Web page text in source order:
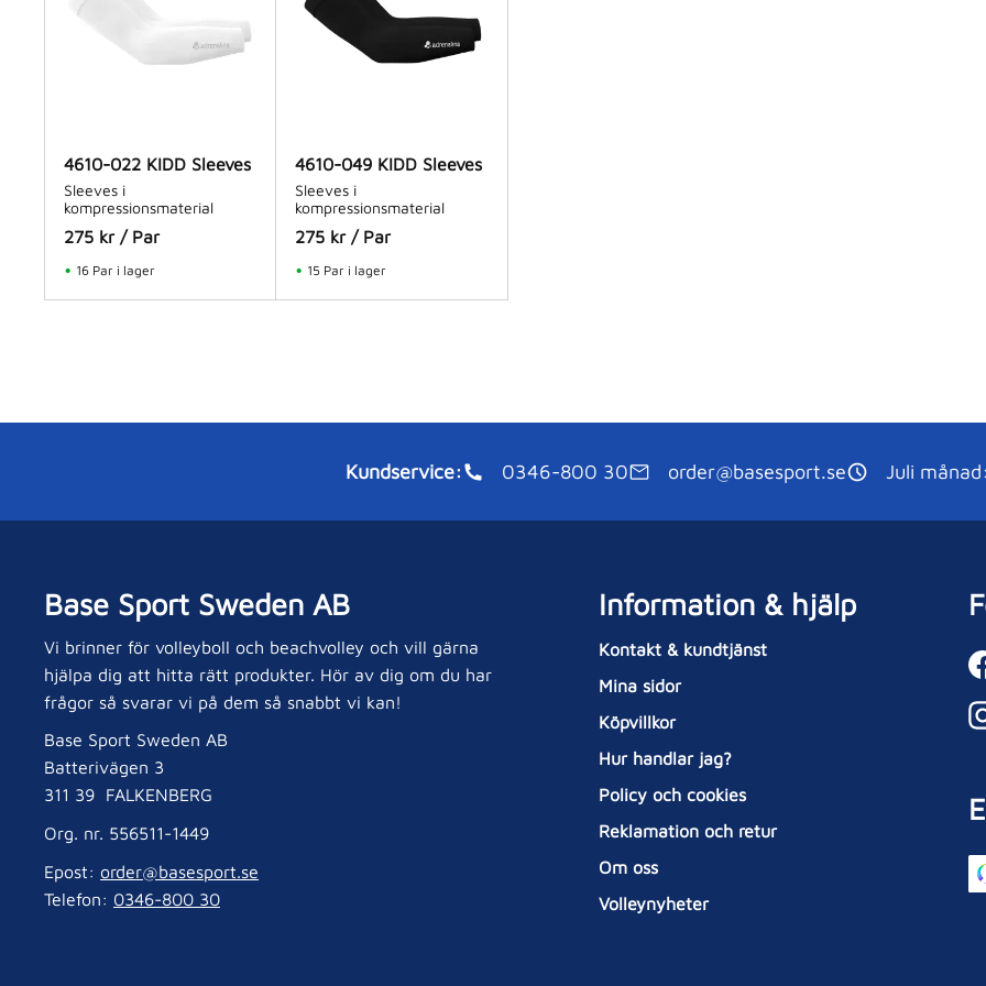
4610-022 KIDD Sleeves
Sleeves i
kompressionsmaterial
275kr / Par
16 Par i lager
4610-049 KIDD Sleeves
Sleeves i
kompressionsmaterial
275 kr / Par
15 Par i lager
Kundservice: 0346-800 30 order@basesport.se Juli
Base Sport Sweden AB
Vi brinner för volleyboll och beachvolley och vill gärna
hjälpa dig att hitta rätt produkter. Hör av dig om du har
frågor så svarar vi på dem så snabbt vi kan!
Base Sport Sweden AB
Batterivägen 3
311 39 FALKENBERG
Org. nr. 556511-1449
Epost: order@basesport.se
Telefon: 0346-800 30
Information & hjälp
Kontakt & kundtjänst
Mina sidor
Köpvillkor
Hur handlar jag?
Policy och cookies
Reklamation och retur
Om oss
Volleynyheter